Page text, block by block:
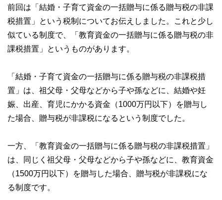
前回は「結婚・子育て資金の一括贈与に係る贈与税の非課
税措置」という税制についてお伝えしました。これと少し
似ている制度で、「教育資金の一括贈与に係る贈与税の非
課税措置」というものがあります。
「結婚・子育て資金の一括贈与に係る贈与税の非課税措
置」は、祖父母・父母などから子や孫などに、結婚や妊
娠、出産、育児にかかる資金（1000万円以下）を贈与し
た場合、贈与税が非課税になるという制度でした。
一方、「教育資金の一括贈与に係る贈与税の非課税措置」
は、同じく祖父母・父母などから子や孫などに、教育資金
（1500万円以下）を贈与した場合、贈与税が非課税にな
る制度です。